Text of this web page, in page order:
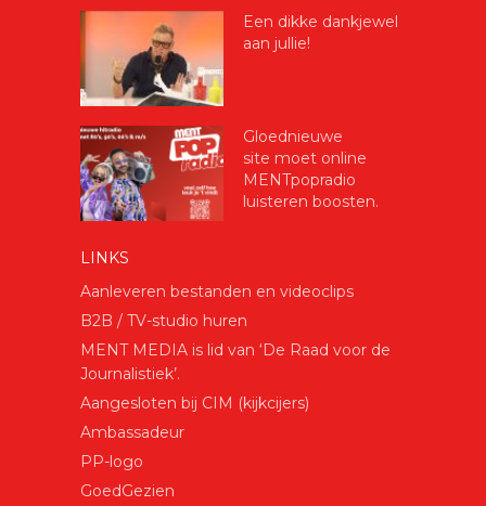
Een dikke dankjewel
aan jullie!
Gloednieuwe
site moet online
MENTpopradio
luisteren boosten.
LINKS
Aanleveren bestanden en videoclips
B2B / TV-studio huren
MENT MEDIA is lid van ‘De Raad voor de
Journalistiek’.
Aangesloten bij CIM (kijkcijers)
Ambassadeur
PP-logo
GoedGezien